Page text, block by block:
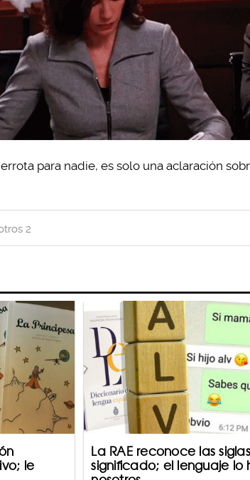
para nadie, es solo una aclaración
2
le
La RAE reconoce las siglas
significado; el lenguaje lo